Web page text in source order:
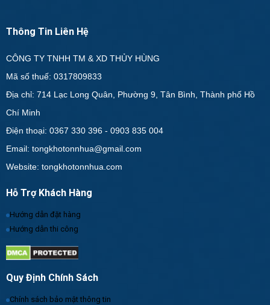
Thông Tin Liên Hệ
CÔNG TY TNHH TM & XD THỦY HÙNG
Mã số thuế: 0317809833
Địa chỉ: 714 Lạc Long Quân, Phường 9, Tân Bình, Thành phố Hồ
Chí Minh
Điện thoại: 0367 330 396 - 0903 835 004
Email: tongkhotonnhua@gmail.com
Website: tongkhotonnhua.com
Hỗ Trợ Khách Hàng
Hướng dẫn đặt hàng
Hướng dẫn thi công
Quy Định Chính Sách
Chính sách bảo mật thông tin